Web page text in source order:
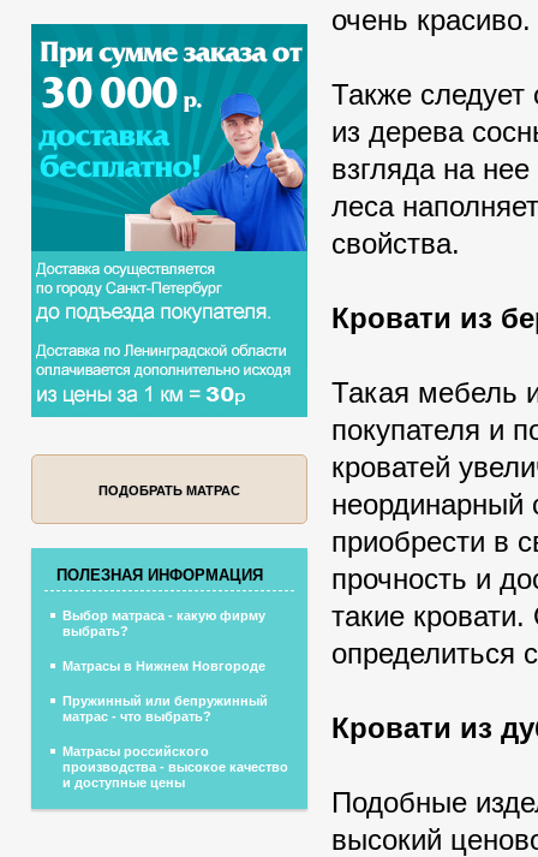
очень красиво.
Также следует
из дерева
взгляда на
леса
свойства.
Кровати из
Такая мебель
покупателя и
кроватей
неординарный
приобрести в
прочность и
такие
определиться
Кровати из
Подобные
высокий
ПОДОБРАТЬ МАТРАС
ПОЛЕЗНАЯ ИНФОРМАЦИЯ
Выбор матраса - какую фирму
выбрать?
Матрасы в Нижнем Новгороде
Пружинный или бепружинный
матрас - что выбрать?
Матрасы российского
производства - высокое качество
и доступные цены